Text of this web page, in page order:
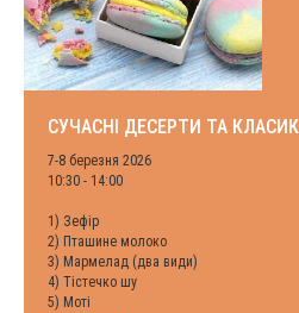
СУЧАСНІ ДЕСЕРТИ ТА
7-8 березня 2026
10:30 - 14:00
1) Зефір
2) Пташине молоко
3) Мармелад (два види)
4) Тістечко шу
5) Моті